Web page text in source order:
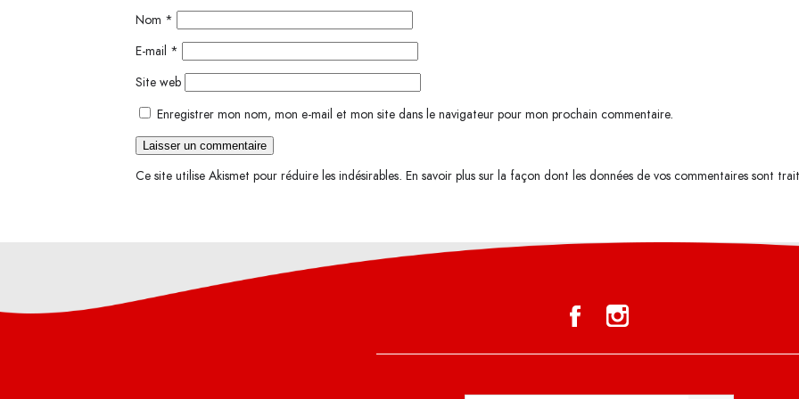
Nom *
E-mail *
Site web
Enregistrer mon nom, mon e-mail et mon site dans le navigateur pour mon prochain commentaire.
Ce site utilise Akismet pour réduire les indésirables. En savoir plus sur la façon dont les données de vos commentaires sont